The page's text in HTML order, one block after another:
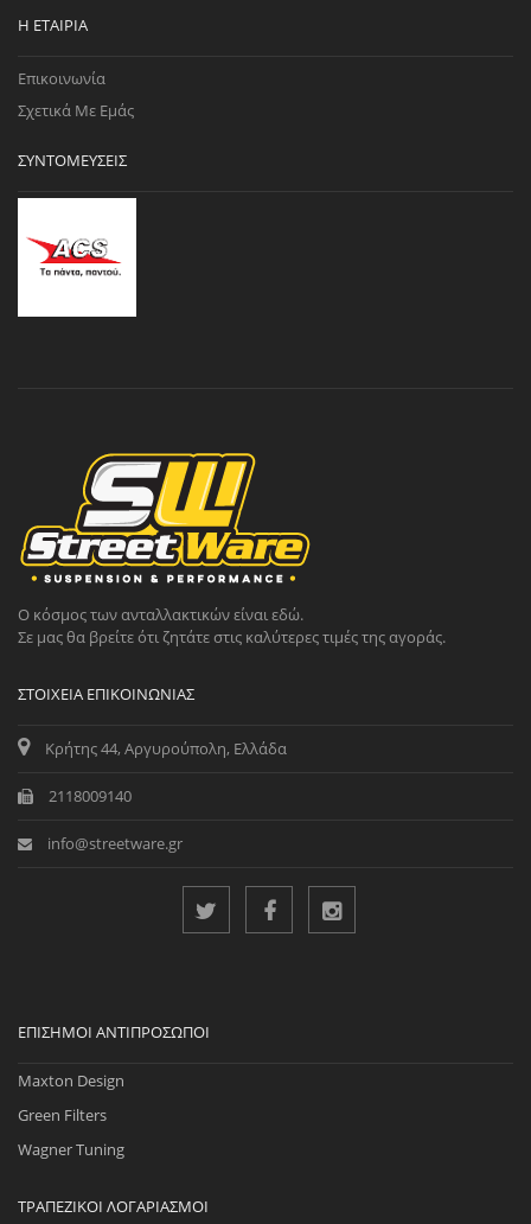
Η ΕΤΑΙΡΊΑ
Επικοινωνία
Σχετικά Με Εμάς
ΣΥΝΤΟΜΕΎΣΕΙΣ
Ο κόσμος των ανταλλακτικών είναι εδώ.
Σε μας θα βρείτε ότι ζητάτε στις καλύτερες τιμές της αγοράς.
ΣΤΟΙΧΕΊΑ ΕΠΙΚΟΙΝΩΝΊΑΣ
Κρήτης 44, Αργυρούπολη, Ελλάδα
2118009140
info@streetware.gr
ΕΠΊΣΗΜΟΙ ΑΝΤΙΠΡΌΣΩΠΟΙ
Maxton Design
Green Filters
Wagner Tuning
ΤΡΑΠΕΖΙΚΟΊ ΛΟΓΑΡΙΑΣΜΟΊ